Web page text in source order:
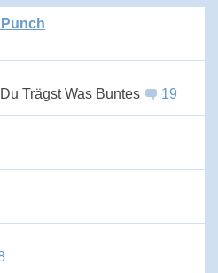
Trägst Was Buntes
19